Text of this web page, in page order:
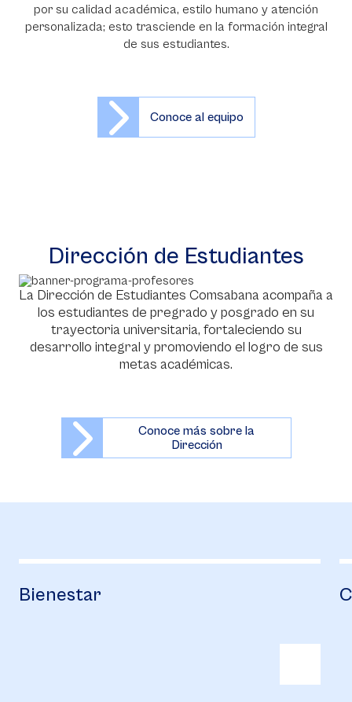
por su calidad académica, estilo humano y atención
personalizada; esto trasciende en la formación integral
de sus estudiantes.
Conoce al equipo
Dirección de Estudiantes
La Dirección de Estudiantes Comsabana acompaña a
los estudiantes de pregrado y posgrado en su
trayectoria universitaria, fortaleciendo su
desarrollo integral y promoviendo el logro de sus
metas académicas.
Conoce más sobre la
Dirección
Campus Life